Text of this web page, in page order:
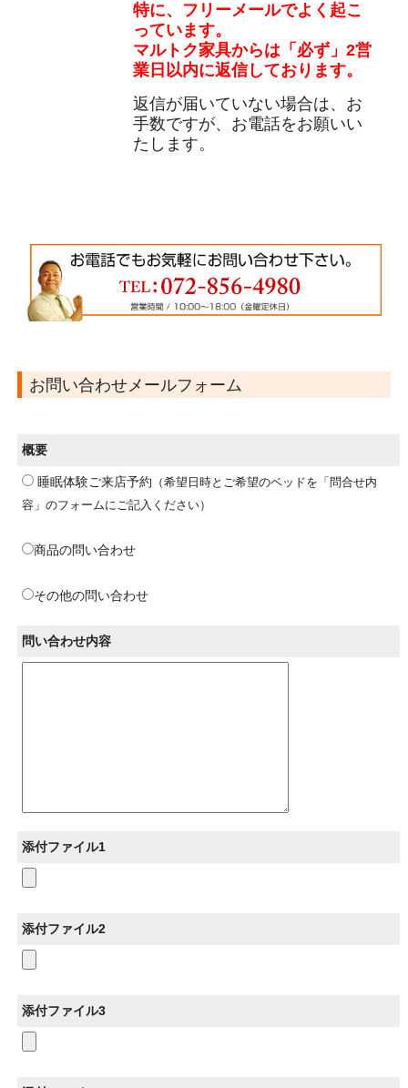
特に、フリーメールでよく起こ
っています。
マルトク家具からは「必ず」2営
業日以内に返信しております。
返信が届いていない場合は、お
手数ですが、お電話をお願いい
たします。
お問い合わせメールフォーム
概要
睡眠体験ご来店予約 （希望日時とご希望のベッドを「問合せ内
容」のフォームにご記入ください）
商品の問い合わせ
その他の問い合わせ
問い合わせ内容
添付ファイル1
添付ファイル2
添付ファイル3